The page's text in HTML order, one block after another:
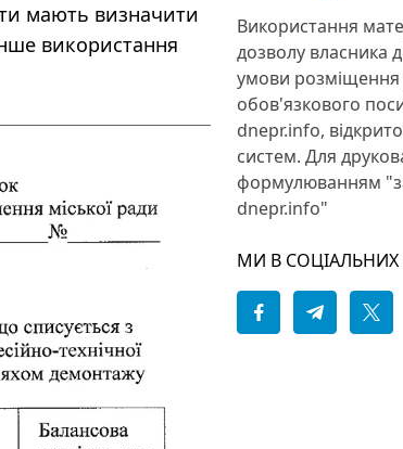
мають визначити
використання
Використання
дозволу власника
умови розміщення
обов'язкового
dnepr.info,
систем. Для
формулюванням
dnepr.info"
МИ В